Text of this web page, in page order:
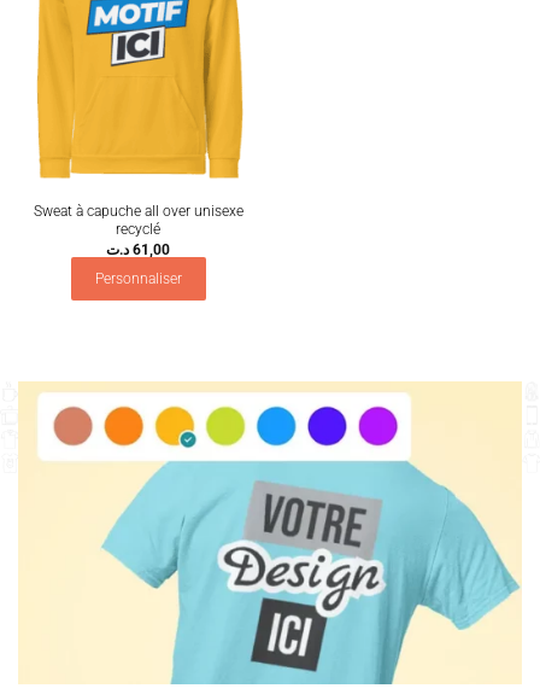
Sweat à capuche all over unisexe
recyclé
61,00 د.ت
Personnaliser